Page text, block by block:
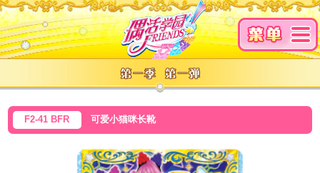
F2-41 BFR 可爱小猫咪长靴